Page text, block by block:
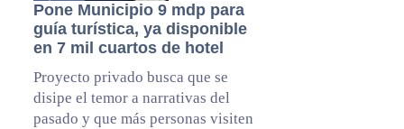
Pone Municipio 9 mdp para
guía turística, ya disponible
en 7 mil cuartos de hotel
Proyecto privado busca que se
disipe el temor a narrativas del
pasado y que más personas visiten